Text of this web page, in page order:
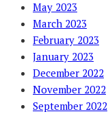
May 2023
March 2023
February 2023
January 2023
December 2022
November 2022
September 2022